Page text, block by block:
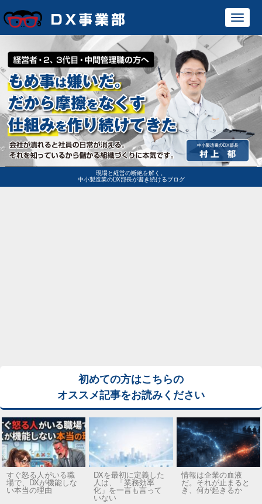
現場と経営の断絶を解く。
中小製造業のDX部長が書き続けるブログ
初めての方はこちらの
オススメ記事をお読みください
すぐ怒る人がいる職
場で、DXが機能しな
い本当の理由
DXを最初に定義した
人は、「業務効率
化」を一言も言って
いない
情報は企業の血液
だ。それが止まると
き、何が起きるか